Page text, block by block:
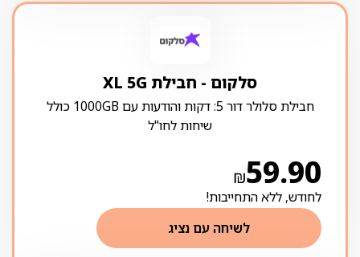
סלקום ‏- ‏חבילת XL 5G
חבילת סלולר דור 5: דקות והודעות עם 1000GB כולל
שיחות לחו"ל
₪59.90
לחודש, ללא התחייבות!
לשיחה עם נציג